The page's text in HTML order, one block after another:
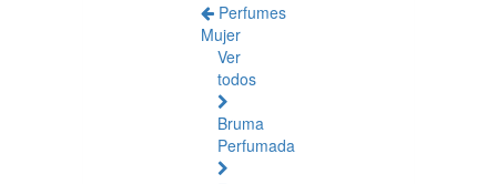
Perfumes
Mujer
Ver
todos
Bruma
Perfumada